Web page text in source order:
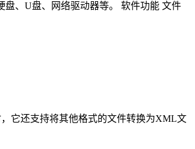
盘、U盘、网络驱动器等。 软件功能 文件
它还支持将其他格式的文件转换为XML文